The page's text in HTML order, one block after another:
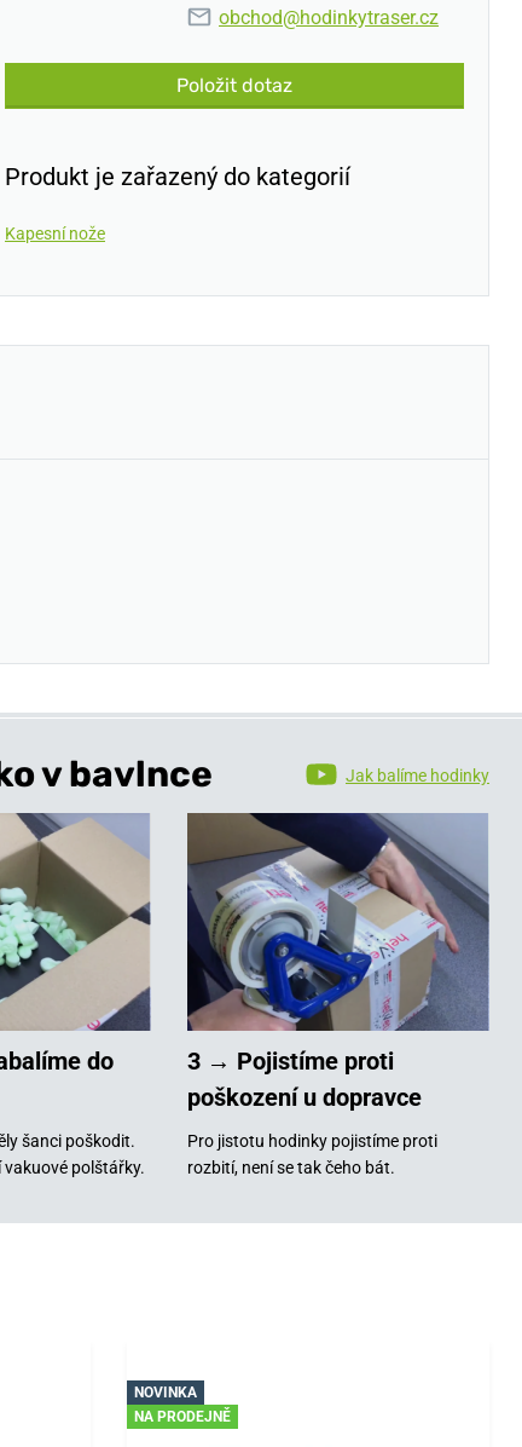
obchod@hodinkytraser.cz
Položit dotaz
Produkt je zařazený do kategorií
Kapesní nože
Jak balíme hodinky
v bavlnce
do
šanci poškodit.
vakuové polštářky.
3 → Pojistíme proti
poškození u dopravce
Pro jistotu hodinky pojistíme proti
rozbití, není se tak čeho bát.
NOVINKA
NA PRODEJNĚ